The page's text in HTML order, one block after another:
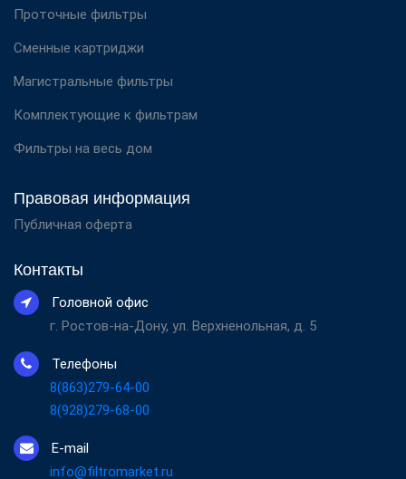
Проточные фильтры
Сменные картриджи
Магистральные фильтры
Комплектующие к фильтрам
Фильтры на весь дом
Правовая информация
Публичная оферта
Контакты
Головной офис
г. Ростов-на-Дону, ул. Верхненольная, д. 5
Телефоны
8(863)279-64-00
8(928)279-68-00
E-mail
info@filtromarket.ru